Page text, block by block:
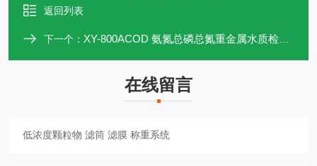
返回列表
下一个： XY-800ACOD 氨氮总磷总氮重金属水质检测仪
在线留言